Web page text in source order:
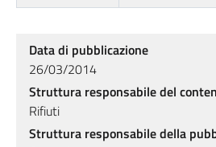
Data di pubblicazione
26/03/2014
Struttura responsabile del
Rifiuti
Struttura responsabile della